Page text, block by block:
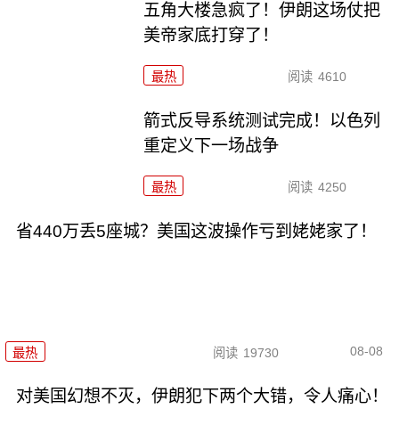
五角大楼急疯了！伊朗这场仗把
美帝家底打穿了！
最热 阅读 4610
箭式反导系统测试完成！以色列
重定义下一场战争
最热 阅读 4250
省440万丢5座城？美国这波操作亏到姥姥家了！
最热 阅读 19730 08-08
对美国幻想不灭，伊朗犯下两个大错，令人痛心！